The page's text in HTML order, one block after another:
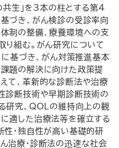
の共生」を3本の柱とする第4
づき、がん検診の受診率向
制の整備、療養環境への支
り組む。がん研究について
に基づき、がん対策推進基本
題の解決に向けた政策提
て、革新的な診断法や治療
診断技術や早期診断技術の
究、 QOL の維持向上の観
適した治療法等を確立する
性・独自性が高い基礎的研
治療・診断法の迅速な社会